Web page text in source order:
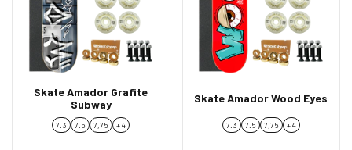
Skate Amador Grafite
Subway
7.3 7.5 7,75 + 4
Skate Amador Wood Eyes
7.3 7.5 7,75 + 4